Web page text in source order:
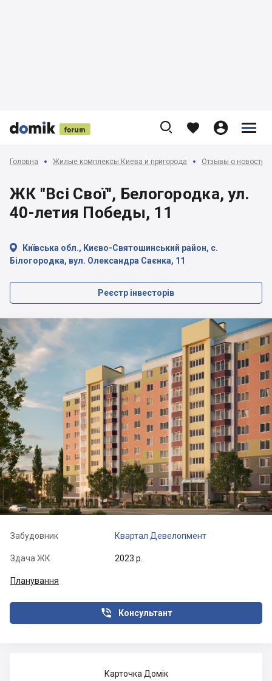


 
    


Головна Жилые комплексы Киева и пригорода Отзывы о
ЖК "Всі Свої", Белогородка, ул.
40-летия Победы, 11

Київська обл., Києво-Святошинський район, с.
Білогородка, вул. Олександра Саєнка, 11
Реєстр інвесторів
Забудовник Квартал Девелопмент
Здача ЖК 2023 р.
Планування
Консультант

Карточка Домік